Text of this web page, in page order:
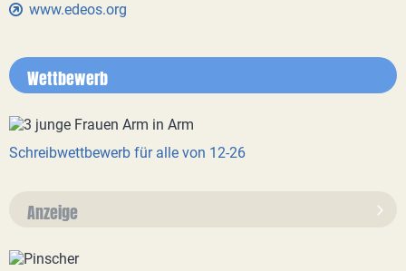
www.edeos.org
Wettbewerb
Schreibwettbewerb für alle von 12-26
Anzeige